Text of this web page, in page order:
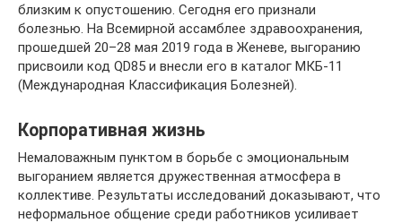
близким к опустошению. Сегодня его признали
болезнью. На Всемирной ассамблее здравоохранения,
прошедшей 20–28 мая 2019 года в Женеве, выгоранию
присвоили код QD85 и внесли его в каталог МКБ-11
(Международная Классификация Болезней).
Корпоративная жизнь
Немаловажным пунктом в борьбе с эмоциональным
выгоранием является дружественная атмосфера в
коллективе. Результаты исследований доказывают, что
неформальное общение среди работников усиливает